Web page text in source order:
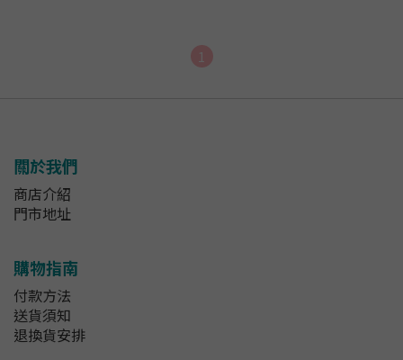
1
關於我們
商店介紹
門市地址
購物指南
付款方法
送貨須知
退換貨安排